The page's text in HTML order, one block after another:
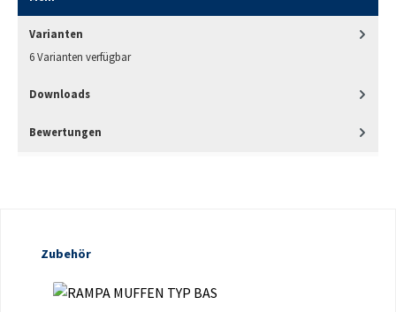
Varianten
6 Varianten verfügbar
Downloads
Bewertungen
Produktgalerie überspringen
Zubehör